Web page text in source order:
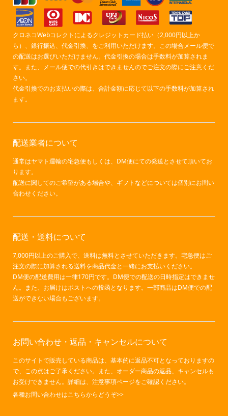
クロネコWebコレクトによるクレジットカード払い（2,000円以上か
ら）、銀行振込、代金引換、をご利用いただけます。この場合メール便で
の配送はお選びいただけません。代金引換の場合は手数料が加算されま
す。また、メール便での代引きはできませんのでご注文の際にご注意くだ
さい。
代金引換でのお支払いの際は、合計金額に応じて以下の手数料が加算され
ます。
配送業者について
通常はヤマト運輸の宅急便もしくは、DM便にての発送とさせて頂いてお
ります。
配送に関してのご希望がある場合や、ギフトなどについては個別にお問い
合わせください。
配送・送料について
7,000円以上のご購入で、送料は無料とさせていただきます。宅急便はご
注文の際に加算される送料を商品代金と一緒にお支払いください。
DM便の配送費用は一律170円です。DM便での配送の日時指定はできませ
ん。また、お届けはポストへの投函となります。一部商品はDM便での配
送ができない場合もございます。
お問い合わせ・返品・キャンセルについて
このサイトで販売している商品は、基本的に返品不可となっておりますの
で、この点はご了承ください。また、オーダー商品の返品、キャンセルも
お受けできません。詳細は、注意事項ページをご確認ください。
各種お問い合わせはこちらからどうぞ>>